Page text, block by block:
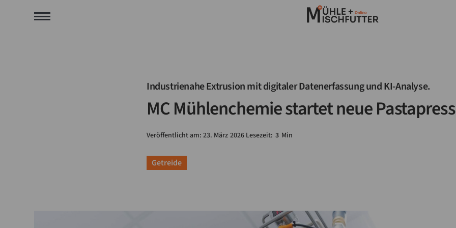
Industrienahe Extrusion mit digitaler Datenerfassung und KI-Analyse.
MC Mühlenchemie startet neue
Veröffentlicht am: 23. März 2026 Lesezeit: 3 Min
Getreide